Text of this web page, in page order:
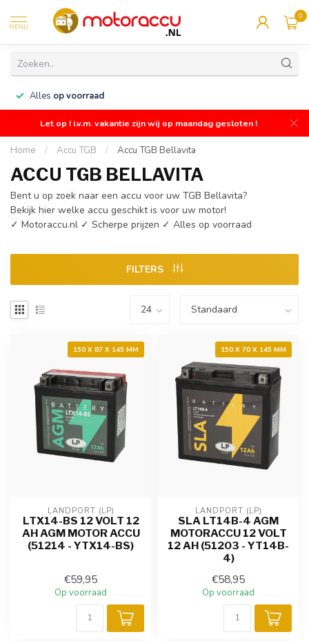
MENU
0
Alles op voorraad
Let op ! i.v.m. vakantie zijn wij op maandag gesloten !
Home / Accu TGB / Accu TGB Bellavita
ACCU TGB BELLAVITA
Bent u op zoek naar een accu voor uw TGB Bellavita?
Bekijk hier welke accu geschikt is voor uw motor!
✓ Motoraccu.nl ✓ Scherpe prijzen ✓ Alles op voorraad
FILTERS
150 X 87 X 145 MM
LANDPORT (LP)
LTX14-BS 12 VOLT 12
AH AGM MOTOR ACCU
(51214 - YTX14-BS)
€59,95
Op voorraad
150 X 70 X 145 MM
LANDPORT (LP)
SLA LT14B-4 AGM
MOTORACCU 12 VOLT
12 AH (51203 - YT14B-
4)
€58,95
Op voorraad